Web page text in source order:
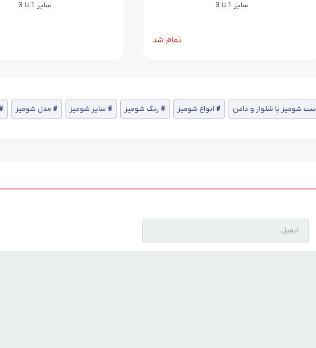
سایز 1 تا 3
تمام شد
سایز 1 تا 3
ست شومیز با شلوار و دامن انواع شومیز رنگ شومیز سایز شومیز مدل شومیز